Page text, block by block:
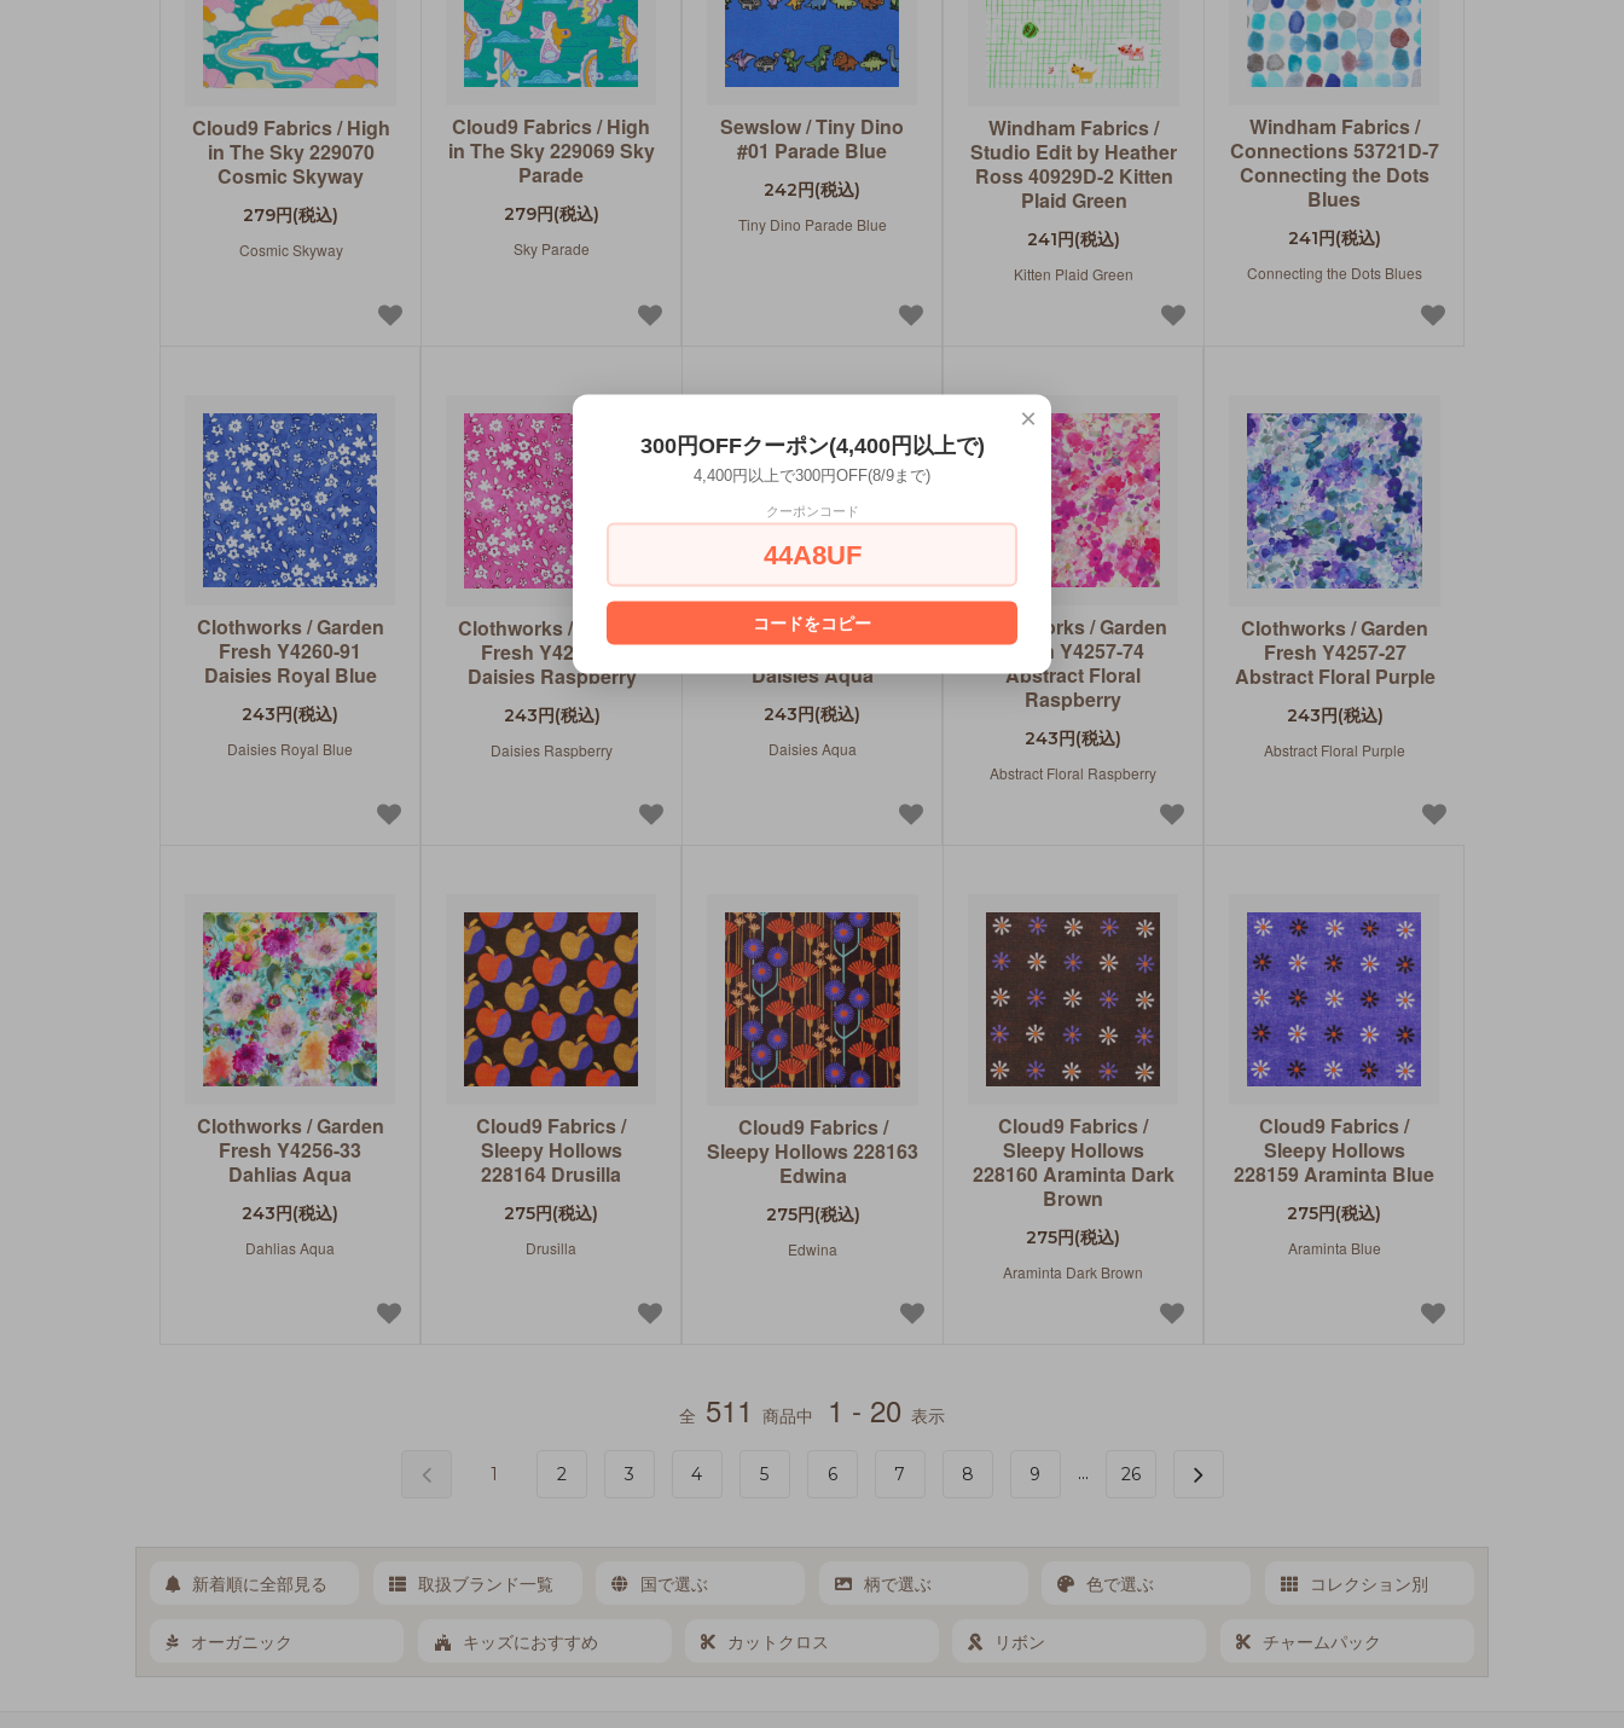
Cloud9 Fabrics / High
in The Sky 229070
Cosmic Skyway
279円(税込)
Cosmic Skyway
Cloud9 Fabrics / High
in The Sky 229069 Sky
Parade
279円(税込)
Sky Parade
Sewslow / Tiny Dino
#01 Parade Blue
242円(税込)
Tiny Dino Parade Blue
Windham Fabrics /
Studio Edit by Heather
Ross 40929D-2 Kitten
Plaid Green
241円(税込)
Kitten Plaid Green
Windham Fabrics /
Connections 53721D-7
Connecting the Dots
Blues
241円(税込)
Connecting the Dots Blues
Clothworks / Garden
Fresh Y4260-91
Daisies Royal Blue
243円(税込)
Daisies Royal Blue
Clothworks / Garden
Fresh Y4260-74
Daisies Raspberry
243円(税込)
Daisies Raspberry
Clothworks / Garden
Fresh Y4260-33
Daisies Aqua
243円(税込)
Daisies Aqua
Clothworks / Garden
Fresh Y4257-74
Abstract Floral
Raspberry
243円(税込)
Abstract Floral Raspberry
Clothworks / Garden
Fresh Y4257-27
Abstract Floral Purple
243円(税込)
Abstract Floral Purple
Clothworks / Garden
Fresh Y4256-33
Dahlias Aqua
243円(税込)
Dahlias Aqua
Cloud9 Fabrics /
Sleepy Hollows
228164 Drusilla
275円(税込)
Drusilla
Cloud9 Fabrics /
Sleepy Hollows 228163
Edwina
275円(税込)
Edwina
Cloud9 Fabrics /
Sleepy Hollows
228160 Araminta Dark
Brown
275円(税込)
Araminta Dark Brown
Cloud9 Fabrics /
Sleepy Hollows
228159 Araminta Blue
275円(税込)
Araminta Blue
全 511 商品中 1 - 20 表示
1 2 3 4 5 6 7 8 9 ... 26
新着順に全部見る 取扱ブランド一覧 国で選ぶ 柄で選ぶ 色で選ぶ コレクション別
オーガニック キッズにおすすめ カットクロス リボン チャームパック
×
300円OFFクーポン(4,400円以上で)
4,400円以上で300円OFF(8/9まで)
クーポンコード
44A8UF
コードをコピー